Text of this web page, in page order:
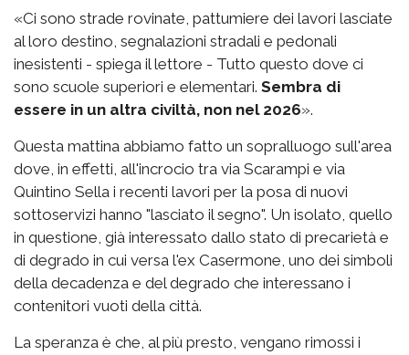
«Ci sono strade rovinate, pattumiere dei lavori lasciate
al loro destino, segnalazioni stradali e pedonali
inesistenti - spiega il lettore - Tutto questo dove ci
sono scuole superiori e elementari. Sembra di
essere in un altra civiltà, non nel 2026».
Questa mattina abbiamo fatto un sopralluogo sull'area
dove, in effetti, all'incrocio tra via Scarampi e via
Quintino Sella i recenti lavori per la posa di nuovi
sottoservizi hanno "lasciato il segno". Un isolato, quello
in questione, già interessato dallo stato di precarietà e
di degrado in cui versa l'ex Casermone, uno dei simboli
della decadenza e del degrado che interessano i
contenitori vuoti della città.
La speranza è che, al più presto, vengano rimossi i